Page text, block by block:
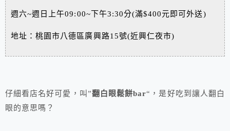
週六~週日上午09:00~下午3:30分(滿$400元即可外送)
地址：桃園市八德區廣興路15號(近興仁夜市)
仔細看店名好可愛，叫”翻白眼鬆餅bar“，是好吃到讓人翻白
眼的意思嗎？